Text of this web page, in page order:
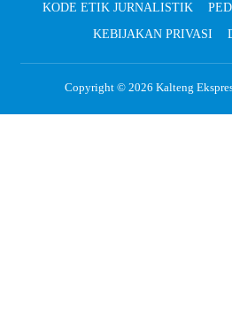
KODE ETIK JURNALISTIK
KEBIJAKAN PRIVASI
Copyright © 2026 Kalteng